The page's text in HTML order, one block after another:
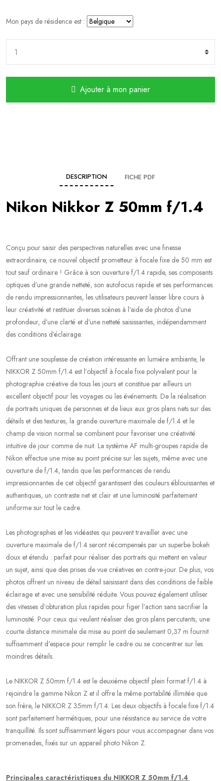
Mon pays de résidence est :
Ajouter à mon panier
DESCRIPTION FICHE PDF
Nikon Nikkor Z 50mm f/1.4
Conçu pour saisir des perspectives naturelles avec une finesse
extraordinaire, ce nouvel objectif prometteur à focale fixe de 50 mm est
tout sauf ordinaire ! Grâce à son ouverture f/1.4 rapide, ses composants
optiques d’une grande netteté, son autofocus rapide et ses performances
de rendu impressionnantes, les utilisateurs peuvent laisser libre cours à
leur créativité et restituer diverses scènes à l’aide de photos d’une
profondeur, d’une clarté et d’une netteté saisissantes, indépendamment
des conditions d’éclairage.
Offrant une souplesse de création intéressante en lumière ambiante, le
NIKKOR Z 50mm f/1.4 est l’objectif à focale fixe polyvalent pour la
photographie créative de tous les jours et constitue par ailleurs un
excellent objectif pour les voyages ou les événements. De la réalisation
de portraits uniques de personnes et de lieux aux gros plans nets sur des
détails et des textures, la grande ouverture maximale de f/1.4 et le
champ de vision normal se combinent pour favoriser une créativité
intuitive de jour comme de nuit. La système AF multi-groupes rapide de
Nikon effectue une mise au point précise sur les sujets, même avec une
ouverture de f/1.4, tandis que les performances de rendu
impressionnantes de cet objectif garantissent des couleurs éblouissantes et
authentiques, un contraste net et clair et une luminosité parfaitement
uniforme sur tout le cadre.
Les photographes et les vidéastes qui peuvent travailler avec une
ouverture maximale de f/1.4 seront récompensés par un superbe bokeh
doux et étendu : parfait pour réaliser des portraits qui mettent en valeur
un sujet, ainsi que des prises de vue créatives en contre-jour. De plus, vos
photos offrent un niveau de détail saisissant dans des conditions de faible
éclairage et avec une sensibilité réduite. Vous pouvez également utiliser
des vitesses d’obturation plus rapides pour figer l’action sans sacrifier la
luminosité. Pour ceux qui veulent réaliser des gros plans percutants, une
courte distance minimale de mise au point de seulement 0,37 m fournit
suffisamment d’espace pour remplir le cadre ou se concentrer sur les
moindres détails.
Le NIKKOR Z 50mm f/1.4 est le deuxième objectif plein format f/1.4 à
rejoindre la gamme Nikon Z et il offre la même portabilité illimitée que
son frère, le NIKKOR Z 35mm f/1.4. Les deux objectifs à focale fixe f/1.4
sont parfaitement hermétiques, pour une résistance au service de votre
tranquillité. Ils sont suffisamment légers pour vous accompagner dans vos
promenades, fixés sur un appareil photo Nikon Z.
Principales caractéristiques du NIKKOR Z 50mm f/1.4